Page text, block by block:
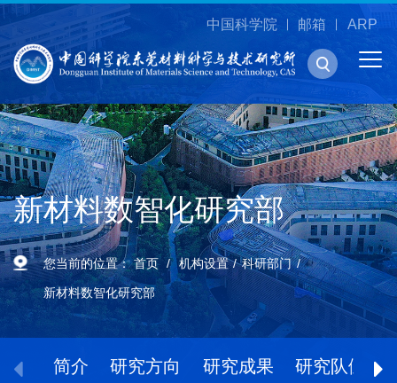
中国科学院 邮箱 ARP
新材料数智化研究部
您当前的位置：首页 机构设置 科研部门
新材料数智化研究部
简介 研究方向 研究成果 研究队伍